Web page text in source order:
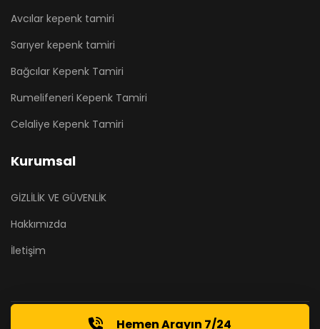
Avcılar kepenk tamiri
Sarıyer kepenk tamiri
Bağcılar Kepenk Tamiri
Rumelifeneri Kepenk Tamiri
Celaliye Kepenk Tamiri
Kurumsal
GİZLİLİK VE GÜVENLİK
Hakkımızda
İletişim
Hemen Arayın 7/24